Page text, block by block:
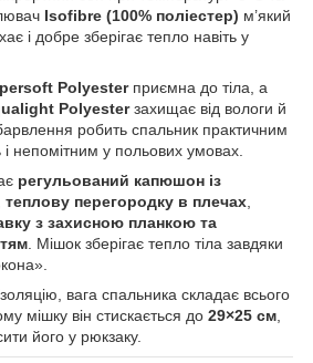
Isofibre (100% поліестер) м’який
і добре зберігає тепло навіть у
Polyesterприємна до тіла, а
Polyesterзахищає від вологи й
робить спальник практичним
і непомітним у польових умовах.
регульований капюшон із
теплову перегородку в плечах,
з захисною планкою та
. Мішок зберігає тепло тіла завдяки
вага спальника складає всього
мішку він стискається до 29×25 см,
його у рюкзаку.